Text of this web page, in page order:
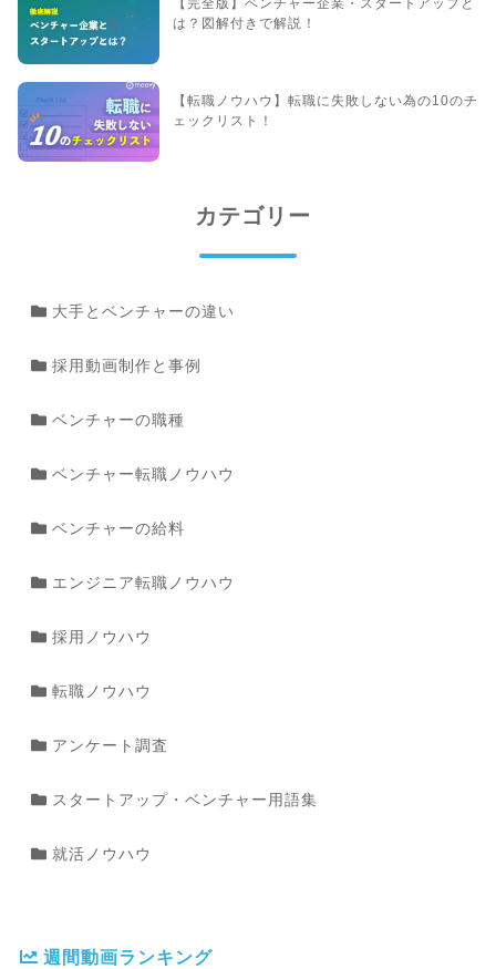
【完全版】ベンチャー企業・スタートアップと
は？図解付きで解説！
【転職ノウハウ】転職に失敗しない為の10のチ
ェックリスト！
カテゴリー
大手とベンチャーの違い
採用動画制作と事例
ベンチャーの職種
ベンチャー転職ノウハウ
ベンチャーの給料
エンジニア転職ノウハウ
採用ノウハウ
転職ノウハウ
アンケート調査
スタートアップ・ベンチャー用語集
就活ノウハウ
週間動画ランキング